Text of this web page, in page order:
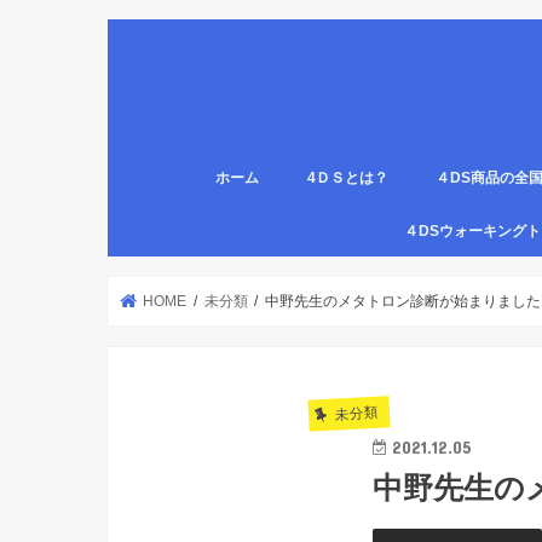
ホーム 4ＤＳとは？
医療従事者,学生のための語呂合わせ
４DS商品の全
４DSの公認ク
4DS腸腹ペタベ
４DS螺旋ソック
４DSウォーキン
HOME 未分類 中野先生のメタトロン診断が始まりまし
未分類
2021.12.05
中野先生の